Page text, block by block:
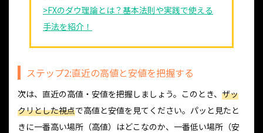
>FXのダウ理論とは？基本法則や実践で使える
手法を紹介！
ステップ2:直近の高値と安値を把握する
次は、直近の高値・安値を把握しましょう。このとき、 ザッ
クリとした視点で高値と安値を見てください。パッと見たと
きに一番高い場所（高値）はどこなのか、一番低い場所（安